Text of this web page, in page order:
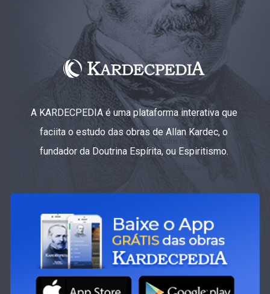
A KARDECPEDIA é uma plataforma interativa que
faciita o estudo das obras de Allan Kardec, o
fundador da Doutrina Espírita, ou Espiritismo.